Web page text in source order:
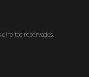
direitos reservados.